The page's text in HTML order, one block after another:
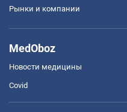
Рынки и компании
MedOboz
Новости медицины
Covid